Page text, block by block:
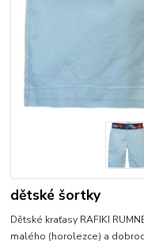
dětské šortky
Dětské kraťasy RAFIKI
malého (horolezce) a